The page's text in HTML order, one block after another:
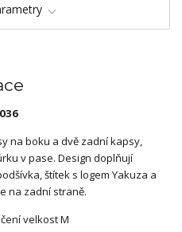
na boku a dvě zadní kapsy,
v pase. Design doplňují
štítek s logem Yakuza a
na zadní straně.
velkost M